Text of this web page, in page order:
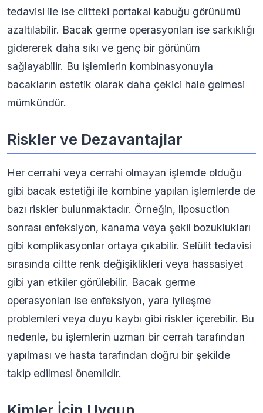
tedavisi ile ise ciltteki portakal kabuğu görünümü
azaltılabilir. Bacak germe operasyonları ise sarkıklığı
gidererek daha sıkı ve genç bir görünüm
sağlayabilir. Bu işlemlerin kombinasyonuyla
bacakların estetik olarak daha çekici hale gelmesi
mümkündür.
Riskler ve Dezavantajlar
Her cerrahi veya cerrahi olmayan işlemde olduğu
gibi bacak estetiği ile kombine yapılan işlemlerde de
bazı riskler bulunmaktadır. Örneğin, liposuction
sonrası enfeksiyon, kanama veya şekil bozuklukları
gibi komplikasyonlar ortaya çıkabilir. Selülit tedavisi
sırasında ciltte renk değişiklikleri veya hassasiyet
gibi yan etkiler görülebilir. Bacak germe
operasyonları ise enfeksiyon, yara iyileşme
problemleri veya duyu kaybı gibi riskler içerebilir. Bu
nedenle, bu işlemlerin uzman bir cerrah tarafından
yapılması ve hasta tarafından doğru bir şekilde
takip edilmesi önemlidir.